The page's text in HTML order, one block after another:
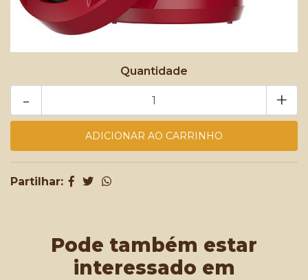
Quantidade
+
-
Partilhar:
Pode também estar
interessado em